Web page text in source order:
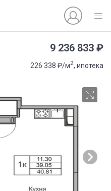
9 236 833 ₽
226 338 ₽/м2, ипотека